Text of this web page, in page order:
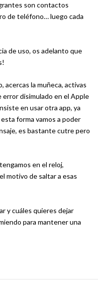
son contactos
de teléfono… luego cada
de uso, os adelanto que
acercas la muñeca, activas
error disimulado en el Apple
en usar otra app, ya
forma vamos a poder
es bastante cutre pero
en el reloj,
motivo de saltar a esas
y cuáles quieres dejar
para mantener una